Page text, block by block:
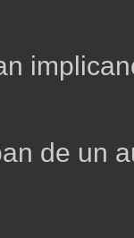
de un